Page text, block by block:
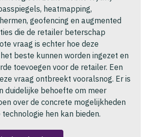
heatmapping,
geofencing en augmented
die de retailer beterschap
vraag is echter hoe deze
beste kunnen worden ingezet en
toevoegen voor de retailer. Een
vraag ontbreekt vooralsnog. Er is
duidelijke behoefte om meer
over de concrete mogelijkheden
hen kan bieden.